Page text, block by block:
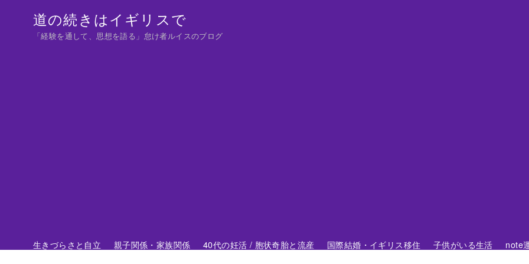
道の続きはイギリスで
「経験を通して、思想を語る」怠け者ルイスのブログ
生きづらさと自立 親子関係・家族関係 40代の妊活 / 胞状奇胎と流産 国際結婚・イギリス移住 子供がいる生活 note